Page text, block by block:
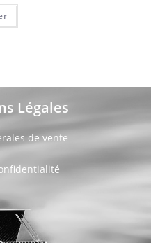
Légales
de vente